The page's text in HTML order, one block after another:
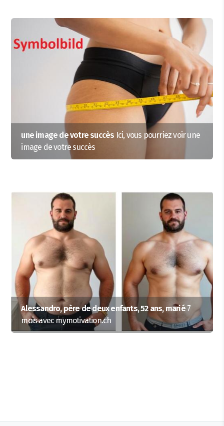
une image de votre succès Ici, vous pourriez voir une
image de votre succès
Alessandro, père de deux enfants, 52 ans, marié 7
mois avec mymotivation.ch